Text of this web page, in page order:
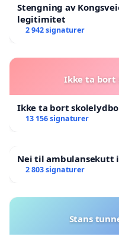
Stengning av
legitimitet
2 942 signaturer
Ikke ta bort
Ikke ta bort
13 156 signaturer
Nei til ambulansekutt i
2 803 signaturer
Stans